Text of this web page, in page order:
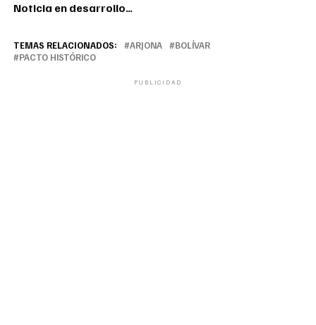
Noticia en desarrollo…
TEMAS RELACIONADOS: ARJONA
BOLÍVAR
PACTO HISTÓRICO
PUBLICIDAD